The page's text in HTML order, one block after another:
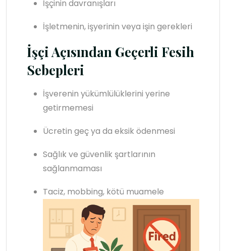
İşçinin davranışları
İşletmenin, işyerinin veya işin gerekleri
İşçi Açısından Geçerli Fesih
Sebepleri
İşverenin yükümlülüklerini yerine
getirmemesi
Ücretin geç ya da eksik ödenmesi
Sağlık ve güvenlik şartlarının
sağlanmaması
Taciz, mobbing, kötü muamele